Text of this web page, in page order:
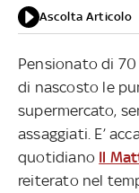
Ascolta Articolo
Pensionato di
di nascosto le
supermercato,
assaggiati. E’
quotidiano Il
reiterato nel